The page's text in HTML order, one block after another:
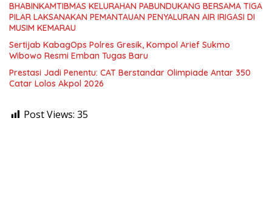
BHABINKAMTIBMAS KELURAHAN PABUNDUKANG BERSAMA TIGA
PILAR LAKSANAKAN PEMANTAUAN PENYALURAN AIR IRIGASI DI
MUSIM KEMARAU
Sertijab KabagOps Polres Gresik, Kompol Arief Sukmo
Wibowo Resmi Emban Tugas Baru
Prestasi Jadi Penentu: CAT Berstandar Olimpiade Antar 350
Catar Lolos Akpol 2026
Post Views: 35